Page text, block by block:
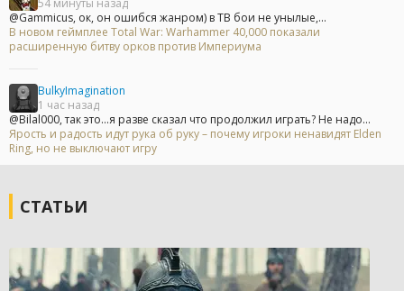
@Gammicus, ок, он ошибся жанром) в ТВ бои не унылые,...
В новом геймплее Total War: Warhammer 40,000 показали
расширенную битву орков против Империума
BulkyImagination
1 час назад
@Bilal000, так это...я разве сказал что продолжил играть? Не надо...
Ярость и радость идут рука об руку – почему игроки ненавидят Elden
Ring, но не выключают игру
СТАТЬИ